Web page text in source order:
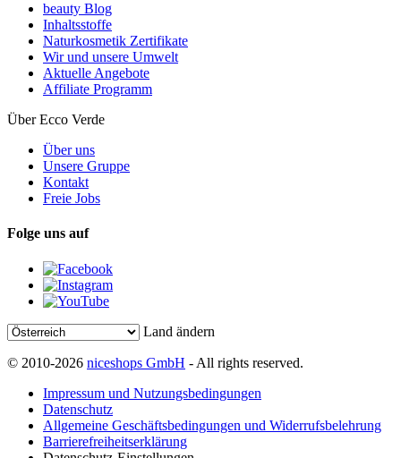
beauty Blog
Inhaltsstoffe
Naturkosmetik Zertifikate
Wir und unsere Umwelt
Aktuelle Angebote
Affiliate Programm
Über Ecco Verde
Über uns
Unsere Gruppe
Kontakt
Freie Jobs
Folge uns auf
Land ändern
© 2010-2026 niceshops GmbH - All rights reserved.
Impressum und Nutzungsbedingungen
Datenschutz
Allgemeine Geschäftsbedingungen und Widerrufsbelehrung
Barrierefreiheitserklärung